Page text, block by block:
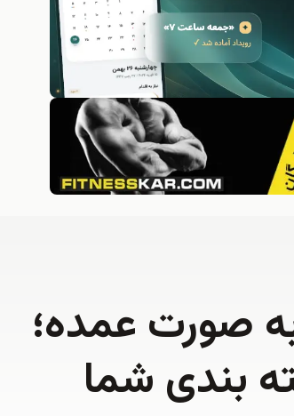
صورت عمده؛
بندی شما